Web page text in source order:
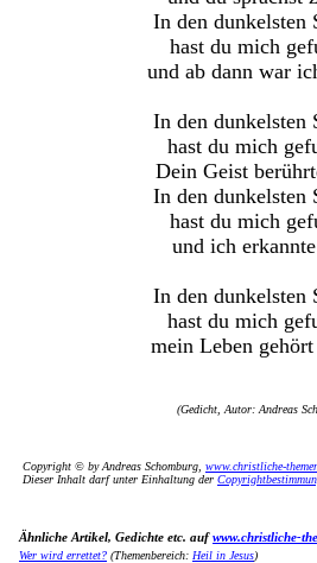
In den dunkelsten
hast du mich
und ab dann war
In den dunkelsten
hast du mich
Dein Geist
In den dunkelsten
hast du mich
und ich
In den dunkelsten
hast du mich
mein Leben
(Gedicht, Autor: Andreas
Copyright © by Andreas Schomburg, www.christliche-
Dieser Inhalt darf unter Einhaltung der
Ähnliche Artikel, Gedichte etc. aufwww.christliche-
Wer wird errettet? (Themenbereich: Heil in Jesus)